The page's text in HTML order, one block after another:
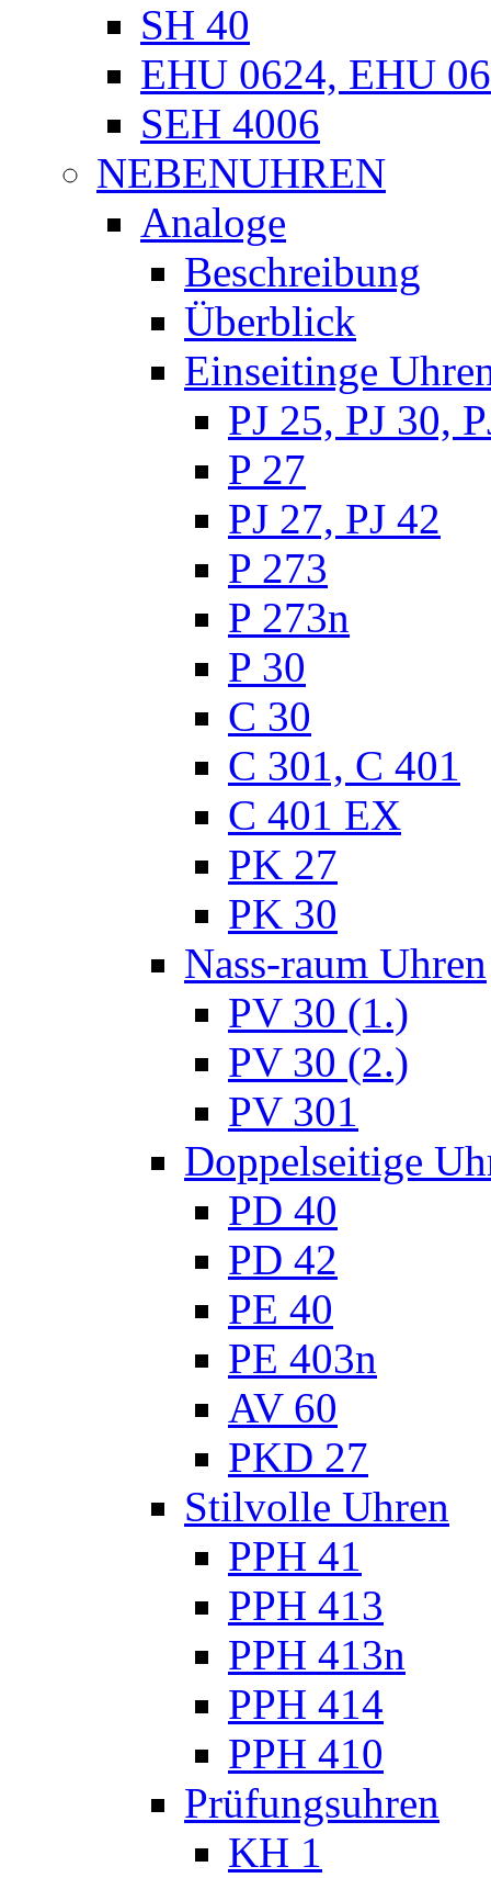
SH 40
EHU 0624, EHU
SEH 4006
NEBENUHREN
Analoge
Beschreibung
Überblick
Einseitinge
PJ 25, PJ 30,
P 27
PJ 27, PJ 42
P 273
P 273n
P 30
C 30
C 301, C 401
C 401 EX
PK 27
PK 30
Nass-raum Uhren
PV 30 (1.)
PV 30 (2.)
PV 301
Doppelseitige
PD 40
PD 42
PE 40
PE 403n
AV 60
PKD 27
Stilvolle Uhren
PPH 41
PPH 413
PPH 413n
PPH 414
PPH 410
Prüfungsuhren
KH 1